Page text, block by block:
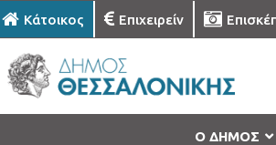
Κάτοικος Επιχειρείν
Ο ΔΗΜΟΣ